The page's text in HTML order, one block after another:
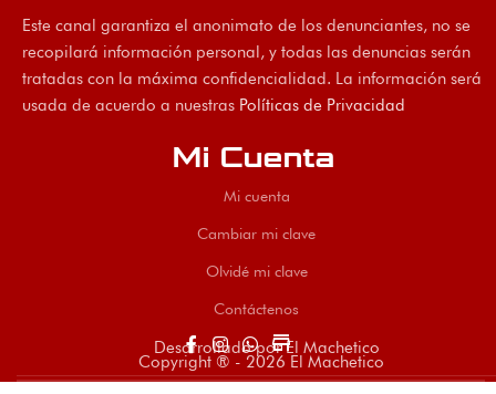
Este canal garantiza el anonimato de los denunciantes, no se
recopilará información personal, y todas las denuncias serán
tratadas con la máxima confidencialidad. La información será
usada de acuerdo a nuestras Políticas de Privacidad
Mi Cuenta
Mi cuenta
Cambiar mi clave
Olvidé mi clave
Contáctenos
store
Desarrollado por El Machetico
Copyright ® - 2026 El Machetico